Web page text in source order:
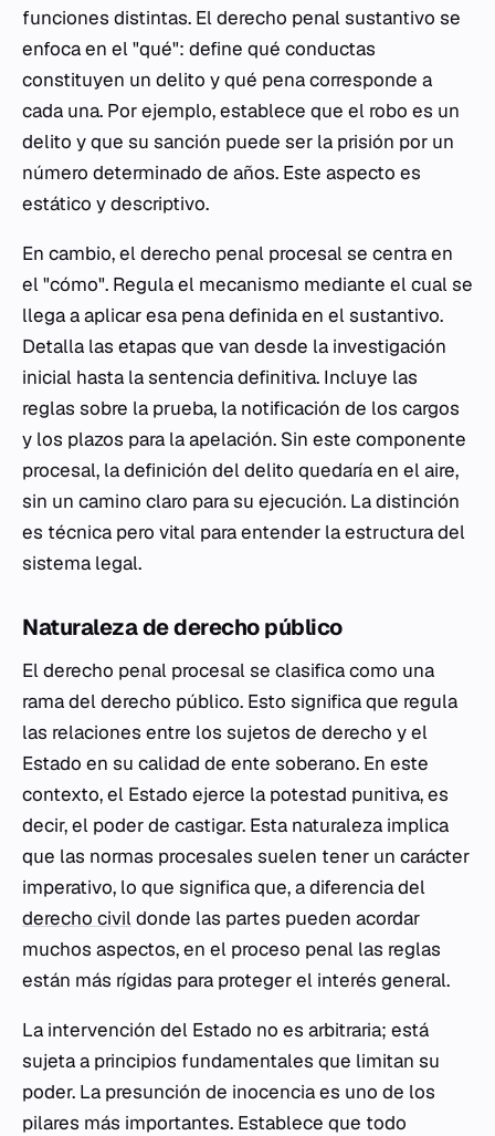
funciones distintas. El derecho penal sustantivo se
enfoca en el "qué": define qué conductas
constituyen un delito y qué pena corresponde a
cada una. Por ejemplo, establece que el robo es un
delito y que su sanción puede ser la prisión por un
número determinado de años. Este aspecto es
estático y descriptivo.
En cambio, el derecho penal procesal se centra en
el "cómo". Regula el mecanismo mediante el cual se
llega a aplicar esa pena definida en el sustantivo.
Detalla las etapas que van desde la investigación
inicial hasta la sentencia definitiva. Incluye las
reglas sobre la prueba, la notificación de los cargos
y los plazos para la apelación. Sin este componente
procesal, la definición del delito quedaría en el aire,
sin un camino claro para su ejecución. La distinción
es técnica pero vital para entender la estructura del
sistema legal.
Naturaleza de derecho público
El derecho penal procesal se clasifica como una
rama del derecho público. Esto significa que regula
las relaciones entre los sujetos de derecho y el
Estado en su calidad de ente soberano. En este
contexto, el Estado ejerce la potestad punitiva, es
decir, el poder de castigar. Esta naturaleza implica
que las normas procesales suelen tener un carácter
imperativo, lo que significa que, a diferencia del
derecho civildonde las partes pueden acordar
muchos aspectos, en el proceso penal las reglas
están más rígidas para proteger el interés general.
La intervención del Estado no es arbitraria; está
sujeta a principios fundamentales que limitan su
poder. La presunción de inocencia es uno de los
pilares más importantes. Establece que todo